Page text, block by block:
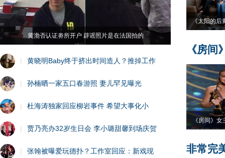
黄渤否认证劵所开户 辟谣照片是在法国拍的
| 黄晓明Baby终于挤出时间造人？推掉工作
| 孙楠晒一家五口春游照 妻儿罕见曝光
| 杜海涛独家回应柳岩事件 希望大事化小
| 贾乃亮办32岁生日会 李小璐甜馨到场庆贺
| 张翰被曝爱玩德扑？工作室回应：新戏现
《太阳的后
《房
《房间》
非常完